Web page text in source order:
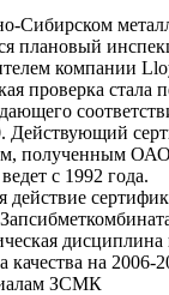
Сибирском
плановый
компании
проверка
Действующий
полученным ОАО
с 1992 года.
действие
качества на
ЗСМК